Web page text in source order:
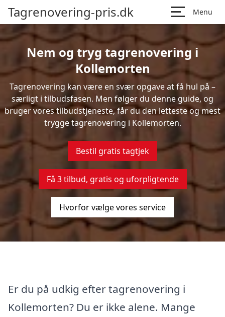
Tagrenovering-pris.dk Menu
Nem og tryg tagrenovering i
Kollemorten
Tagrenovering kan være en svær opgave at få hul på –
særligt i tilbudsfasen. Men følger du denne guide, og
bruger vores tilbudstjeneste, får du den letteste og mest
trygge tagrenovering i Kollemorten.
Bestil gratis tagtjek
Få 3 tilbud, gratis og uforpligtende
Hvorfor vælge vores service
Er du på udkig efter tagrenovering i
Kollemorten? Du er ikke alene. Mange